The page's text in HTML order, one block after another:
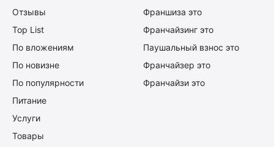
Отзывы
Top List
По вложениям
По новизне
По популярности
Питание
Услуги
Товары
Франшиза это
Франчайзинг это
Паушальный взнос это
Франчайзер это
Франчайзи это